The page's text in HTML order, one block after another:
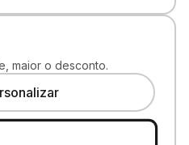
maior o desconto.